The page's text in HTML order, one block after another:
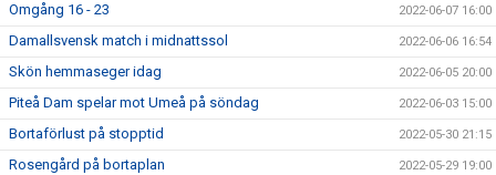
Omgång 16 - 23 2022-06-07 16:00
Damallsvensk match i midnattssol 2022-06-06 16:54
Skön hemmaseger idag 2022-06-05 20:00
Piteå Dam spelar mot Umeå på söndag 2022-06-03 15:00
Bortaförlust på stopptid 2022-05-30 21:15
Rosengård på bortaplan 2022-05-29 19:00